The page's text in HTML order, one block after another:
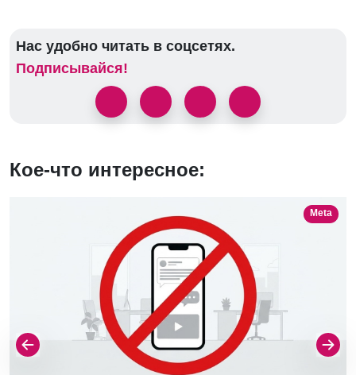
Нас удобно читать в соцсетях.
Подписывайся!
Кое-что интересное:
Meta